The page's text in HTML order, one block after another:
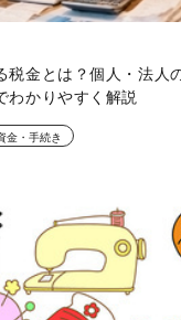
税金とは？個人・法人
わかりやすく解説
金・手続き